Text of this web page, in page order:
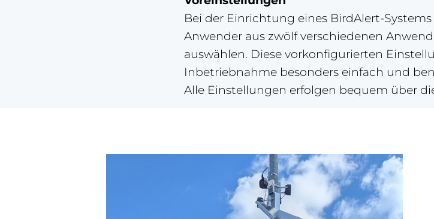
Bei der Einrichtung eines BirdAlert-
Anwender aus zwölf verschiedenen
auswählen. Diese vorkonfigurierten
Inbetriebnahme besonders einfach und
Alle Einstellungen erfolgen bequem über